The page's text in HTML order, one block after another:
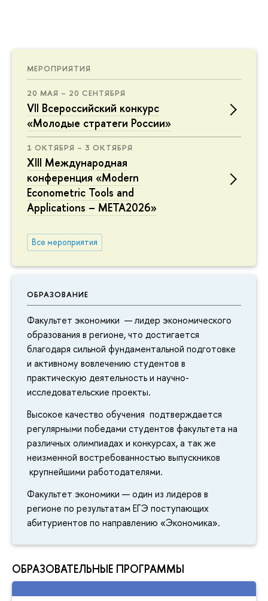
МЕРОПРИЯТИЯ
20 МАЯ – 20 СЕНТЯБРЯ
VII Всероссийский конкурс
«Молодые стратеги России»
1 ОКТЯБРЯ – 3 ОКТЯБРЯ
XIII Международная
конференция «Modern
Econometric Tools and
Applications – META2026»
Все мероприятия
ОБРАЗОВАНИЕ
Факультет экономики — лидер экономического
образования в регионе, что достигается
благодаря сильной фундаментальной подготовке
и активному вовлечению студентов в
практическую деятельность и научно-
исследовательские проекты.
Высокое качество обучения подтверждается
регулярными победами студентов факультета на
различных олимпиадах и конкурсах, а так же
неизменной востребованностью выпускников
крупнейшими работодателями.
Факультет экономики — один из лидеров в
регионе по результатам ЕГЭ поступающих
абитуриентов по направлению «Экономика».
ОБРАЗОВАТЕЛЬНЫЕ ПРОГРАММЫ